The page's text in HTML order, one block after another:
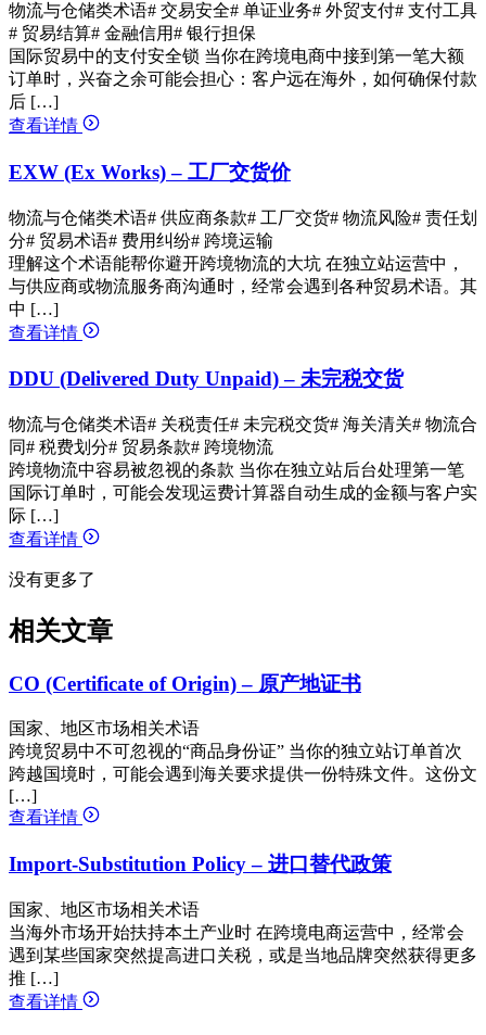
物流与仓储类术语# 交易安全# 单证业务# 外贸支付# 支付工具
# 贸易结算# 金融信用# 银行担保
国际贸易中的支付安全锁 当你在跨境电商中接到第一笔大额
订单时，兴奋之余可能会担心：客户远在海外，如何确保付款
后 […]
查看详情
EXW (Ex Works) – 工厂交货价
物流与仓储类术语# 供应商条款# 工厂交货# 物流风险# 责任划
分# 贸易术语# 费用纠纷# 跨境运输
理解这个术语能帮你避开跨境物流的大坑 在独立站运营中，
与供应商或物流服务商沟通时，经常会遇到各种贸易术语。其
中 […]
查看详情
DDU (Delivered Duty Unpaid) – 未完税交货
物流与仓储类术语# 关税责任# 未完税交货# 海关清关# 物流合
同# 税费划分# 贸易条款# 跨境物流
跨境物流中容易被忽视的条款 当你在独立站后台处理第一笔
国际订单时，可能会发现运费计算器自动生成的金额与客户实
际 […]
查看详情
没有更多了
相关文章
CO (Certificate of Origin) – 原产地证书
国家、地区市场相关术语
跨境贸易中不可忽视的“商品身份证” 当你的独立站订单首次
跨越国境时，可能会遇到海关要求提供一份特殊文件。这份文
[…]
查看详情
Import-Substitution Policy – 进口替代政策
国家、地区市场相关术语
当海外市场开始扶持本土产业时 在跨境电商运营中，经常会
遇到某些国家突然提高进口关税，或是当地品牌突然获得更多
推 […]
查看详情